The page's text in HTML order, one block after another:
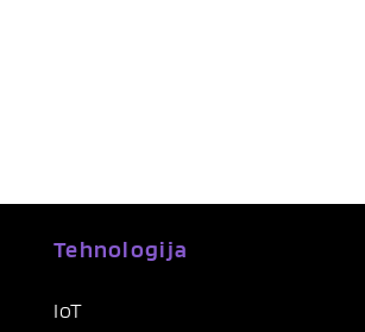
Tehnologija
IoT